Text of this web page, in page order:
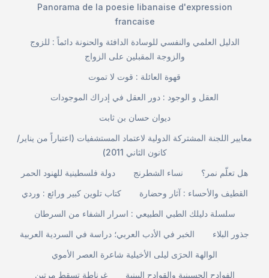
Panorama de la poesie libanaise d'expression
francaise
الدليل العلمي والنفسي للوسادة الدافئة والحنونة دائماً : للزوج
والزوجة المقبلين على الزواج
قهوة العائلة : قوت لا تموت
العقل و الوجود : دور العقل في إدراك الموجودات
ديوان حسان بن ثابت
معايير اللجنة المشتركة الدولية لاعتماد المستشفيات (اعتباراً من يناير/
كانون الثاني 2011)
دولة فلسطينية للهنود الحمر
نساء الشطرنج
هل تعلّم نمر؟
كتاب تلوين كبير ورائع : وردي
القطيف والأحساء : آثار وحضارة
سلسلة دليلك الطبي الطبيعي : اسرار الشفاء من السرطان
الخبر في الأدب العربي؛ دراسة في السردية العربية
جذور البلاء
الوالهة الحرَى ليلى الأخيلية شاعرة العصر الأموي
غرناطة تسقط مرتين
الفوادح الحسينية والقوادح البينية